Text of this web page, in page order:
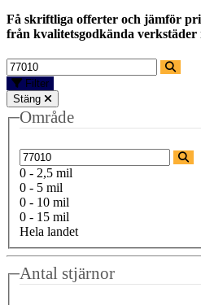
Få skriftliga offerter och jämför
från kvalitetsgodkända verkstäder
Filter
Stäng
Område
0 - 2,5 mil
0 - 5 mil
0 - 10 mil
0 - 15 mil
Hela landet
Antal stjärnor